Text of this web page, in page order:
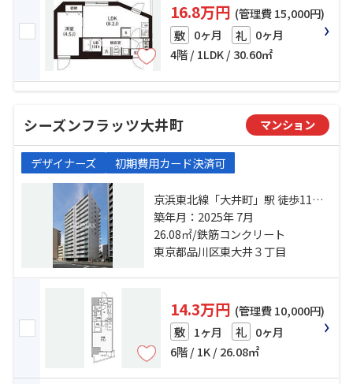
16.8万円 (管理費 15,000円)
敷 0ヶ月 礼 0ヶ月
4階 / 1LDK / 30.60㎡
シーズンフラッツ大井町 マンション
デザイナーズ 初期費用カード決済可
京浜東北線「大井町」駅 徒歩11分
京急本線「立会川」駅 徒歩6分 東京
モノレール「大井競馬場前」駅 徒
歩18分
築年月：2025年 7月
26.08㎡/鉄筋コンクリート
東京都品川区東大井３丁目
14.3万円 (管理費 10,000円)
敷 1ヶ月 礼 0ヶ月
6階 / 1K / 26.08㎡